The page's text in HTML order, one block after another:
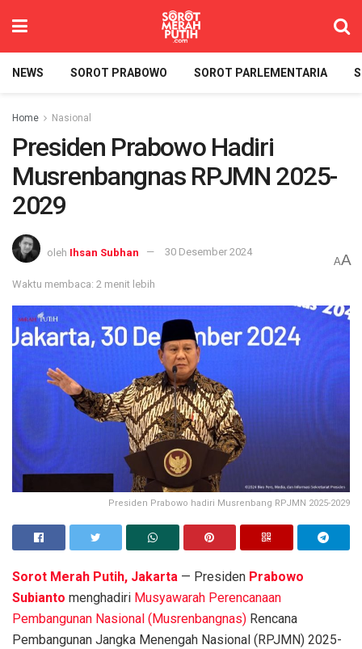
NEWS SOROT PRABOWO SOROT PARLEMENTARIA
Home Nasional
Presiden Prabowo Hadiri
Musrenbangnas RPJMN 2025-
2029
oleh Ihsan Subhan 30 Desember 2024
Waktu membaca: 2 menit lebih
AA
Presiden Prabowo hadiri Musrenbang RPJMN 2025-2029
Sorot Merah Putih, Jakarta — Presiden Prabowo
Subianto menghadiri Musyawarah Perencanaan
Pembangunan Nasional (Musrenbangnas) Rencana
Pembangunan Jangka Menengah Nasional (RPJMN) 2025-